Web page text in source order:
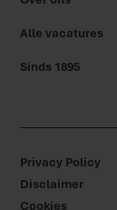
Alle vacatures
Sinds 1895
Privacy Policy
Disclaimer
Cookies